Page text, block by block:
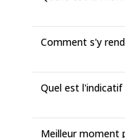
Comment s'y
Quel est l'indicatif
Meilleur moment